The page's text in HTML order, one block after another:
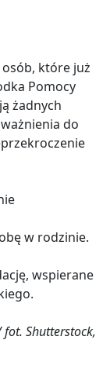
które już
Pomocy
żadnych
do
w rodzinie.
wspierane
Shutterstock,